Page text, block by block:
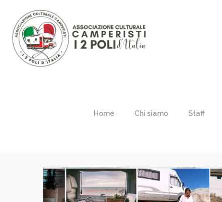
Home Chi siamo Staff